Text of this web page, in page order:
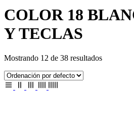
COLOR 18
Y TECLAS
Mostrando 12 de 38 resultados